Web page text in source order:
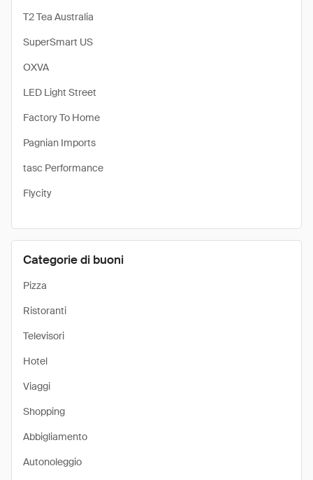
T2 Tea Australia
SuperSmart US
OXVA
LED Light Street
Factory To Home
Pagnian Imports
tasc Performance
Flycity
Categorie di buoni
Pizza
Ristoranti
Televisori
Hotel
Viaggi
Shopping
Abbigliamento
Autonoleggio